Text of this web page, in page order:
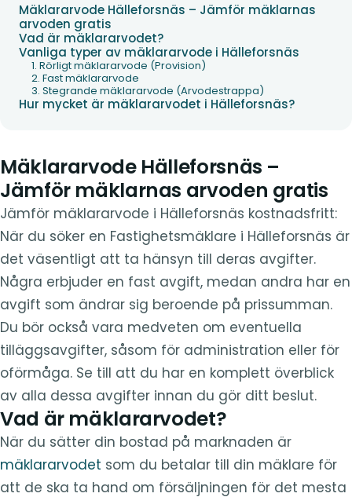
Mäklararvode Hälleforsnäs –
Jämför mäklarnas arvoden gratis
Jämför mäklararvode i Hälleforsnäs kostnadsfritt:
När du söker en Fastighetsmäklare i Hälleforsnäs är
det väsentligt att ta hänsyn till deras avgifter.
Några erbjuder en fast avgift, medan andra har en
avgift som ändrar sig beroende på prissumman.
Du bör också vara medveten om eventuella
tilläggsavgifter, såsom för administration eller för
oförmåga. Se till att du har en komplett överblick
av alla dessa avgifter innan du gör ditt beslut.
Vad är mäklararvodet?
När du sätter din bostad på marknaden är
mäklararvodet som du betalar till din mäklare för
att de ska ta hand om försäljningen för det mesta
Mäklararvode Hälleforsnäs – Jämför mäklarnas
arvoden gratis
Vad är mäklararvodet?
Vanliga typer av mäklararvode i Hälleforsnäs
1. Rörligt mäklararvode (Provision)
2. Fast mäklararvode
3. Stegrande mäklararvode (Arvodestrappa)
Hur mycket är mäklararvodet i Hälleforsnäs?